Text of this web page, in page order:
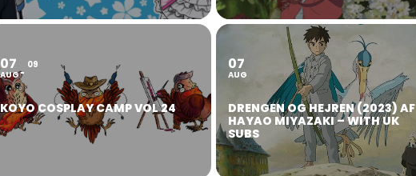
07
AUG
09
KOYO COSPLAY CAMP VOL 24
07
AUG
DRENGEN OG HEJREN (2023) AF
HAYAO MIYAZAKI – WITH UK
SUBS